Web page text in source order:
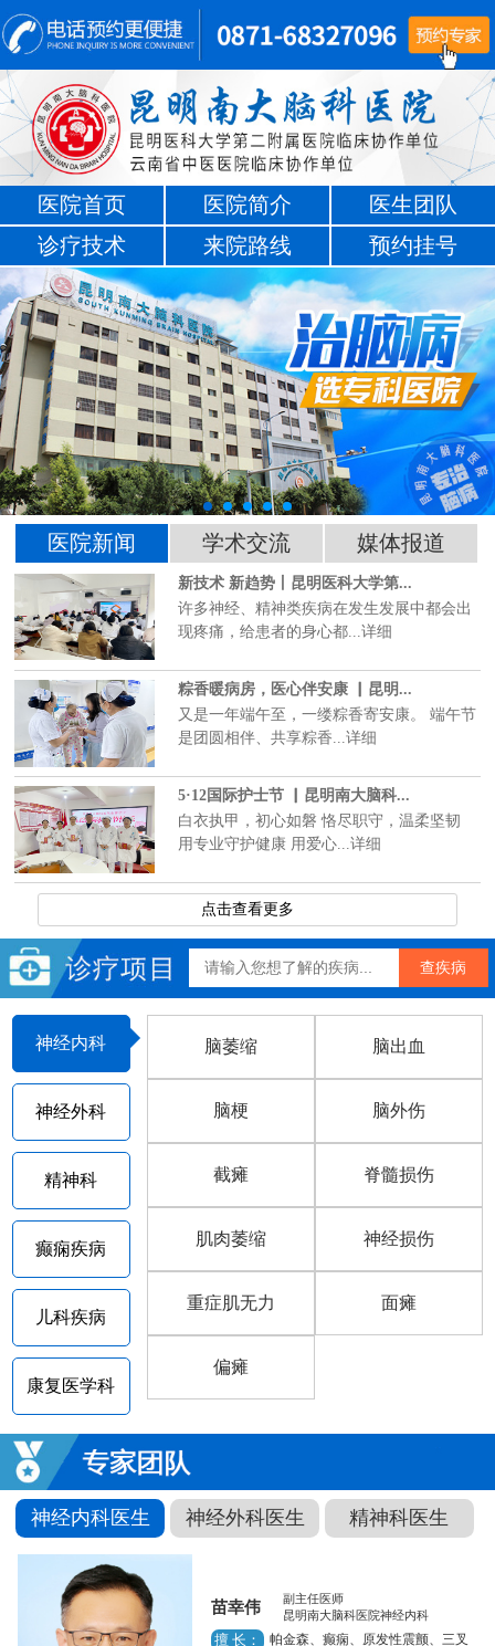
医院首页 医院简介
医生团队
诊疗技术
来院路线 预约挂号
医院新闻 学术交流 媒体报道
新技术 新趋势丨昆明医科大学第...
许多神经、精神类疾病在发生发展中都会出
现疼痛，给患者的身心都...详细
粽香暖病房，医心伴安康 ▏昆明...
又是一年端午至，一缕粽香寄安康。 端午节
是团圆相伴、共享粽香...详细
5·12国际护士节 ▏昆明南大脑科...
白衣执甲，初心如磐 恪尽职守，温柔坚韧
用专业守护健康 用爱心...详细
点击查看更多
神经内科
神经外科
精神科
癫痫疾病
儿科疾病
康复医学科
脑萎缩 脑出血
脑梗 脑外伤
截瘫 脊髓损伤
肌肉萎缩 神经损伤
重症肌无力 面瘫
偏瘫
神经内科医生 神经外科医生 精神科医生
苗幸伟
副主任医师
昆明南大脑科医院神经内科
擅 长：
帕金森、癫痫、原发性震颤、三叉